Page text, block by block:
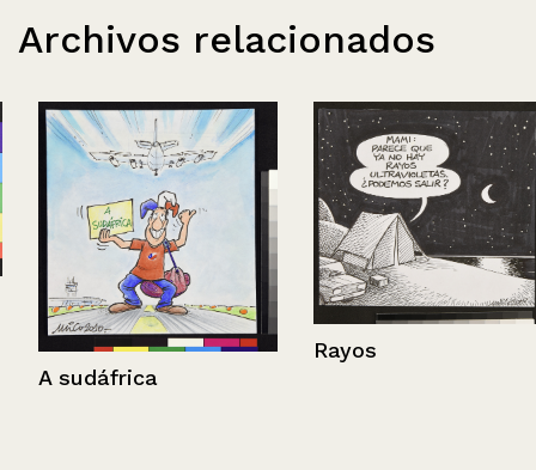
Archivos relacionados
A sudáfrica
Rayos